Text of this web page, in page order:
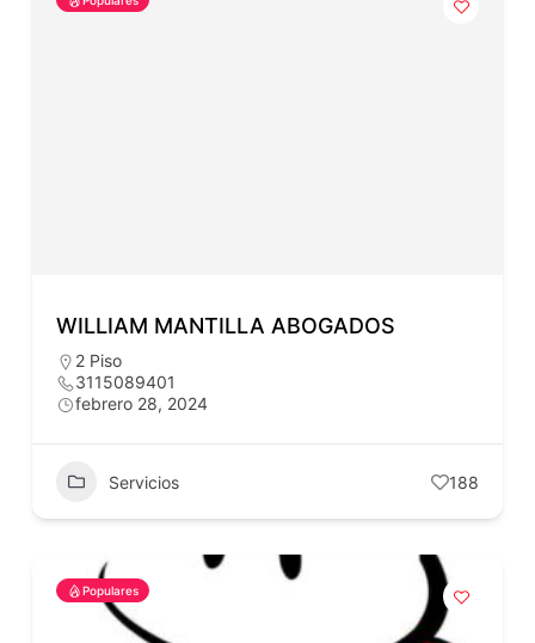
WILLIAM MANTILLA ABOGADOS
2 Piso
3115089401
febrero 28, 2024
Servicios 188
Populares